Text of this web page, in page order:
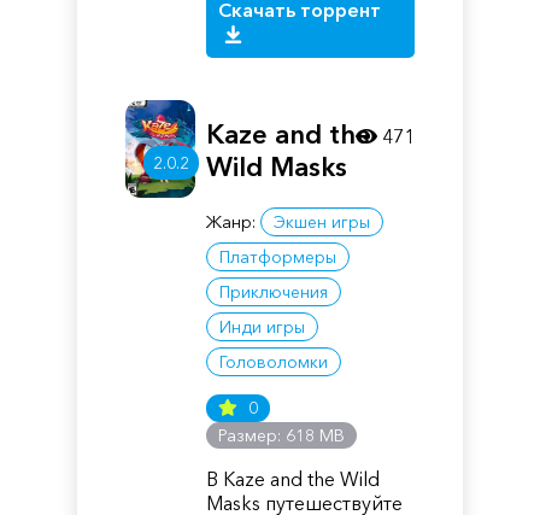
Скачать торрент
2.0.2
Kaze and the
Wild Masks
Жанр:
Экшен игры
Платформеры
Приключения
Инди игры
Головоломки
0
Размер: 618 MB
В Kaze and the Wild
Masks путешествуйте
471